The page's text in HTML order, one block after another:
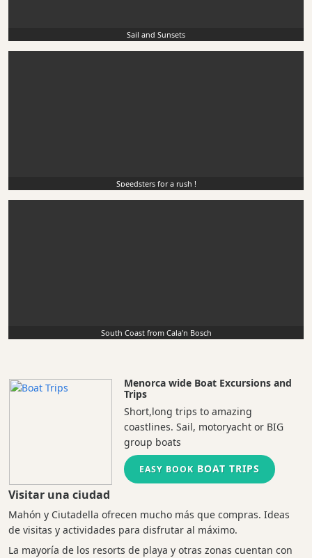
Sail and Sunsets
Speedsters for a rush !
South Coast from Cala'n Bosch
Menorca wide Boat Excursions and
Trips
Short,long trips to amazing
coastlines. Sail, motoryacht or BIG
group boats
EASY BOOK BOAT TRIPS
Visitar una ciudad
Mahón y Ciutadella ofrecen mucho más que compras. Ideas
de visitas y actividades para disfrutar al máximo.
La mayoría de los resorts de playa y otras zonas cuentan con